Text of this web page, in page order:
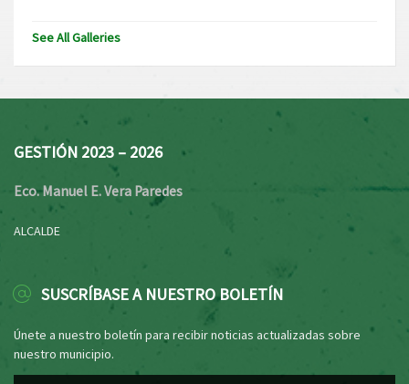
See All Galleries
GESTIÓN 2023 – 2026
Eco. Manuel E. Vera Paredes
ALCALDE
SUSCRÍBASE A NUESTRO BOLETÍN
Únete a nuestro boletín para recibir noticias actualizadas sobre
nuestro municipio.